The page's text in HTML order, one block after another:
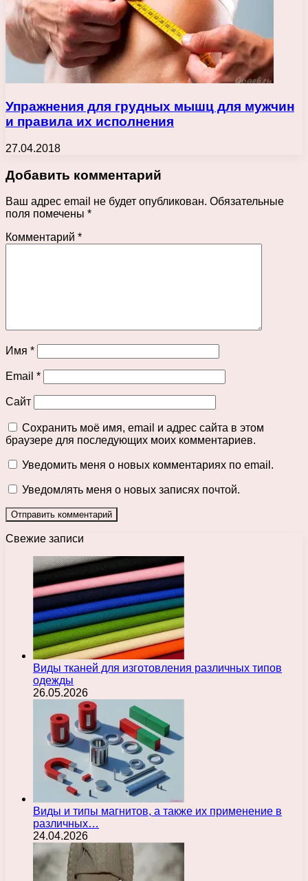
Упражнения для грудных мышц для мужчин
и правила их исполнения
27.04.2018
Добавить комментарий
Ваш адрес email не будет опубликован. Обязательные
поля помечены *
Комментарий *
Имя *
Email *
Сайт
Сохранить моё имя, email и адрес сайта в этом
браузере для последующих моих комментариев.
Уведомить меня о новых комментариях по email.
Уведомлять меня о новых записях почтой.
Свежие записи
Виды тканей для изготовления различных типов
одежды
26.05.2026
Виды и типы магнитов, а также их применение в
различных…
24.04.2026